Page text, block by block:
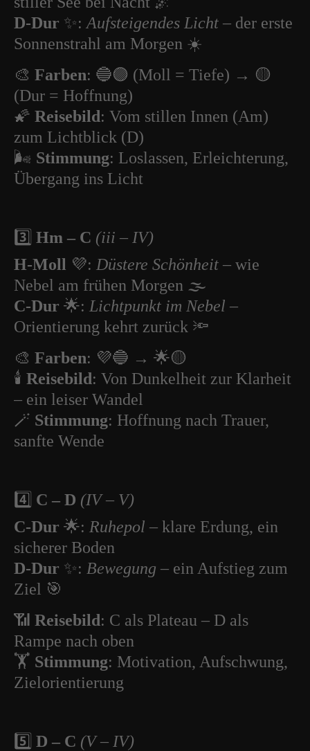
D-Dur ✨: Aufsteigendes Licht – der erste
Sonnenstrahl am Morgen ☀️
🎨 Farben: 🔵🟣 (Moll = Tiefe) → 🟡
(Dur = Hoffnung)
🌠 Reisebild: Vom stillen Innen (Am)
zum Lichtblick (D)
🌬️ Stimmung: Loslassen, Erleichterung,
Übergang ins Licht
3️⃣ Hm – C (iii – IV)
H-Moll 💜: Düstere Schönheit – wie
Nebel am frühen Morgen 🌫️
C-Dur 🌟: Lichtpunkt im Nebel –
Orientierung kehrt zurück 🔦
🎨 Farben: 💜🔵 → 🌟🟡
🕯️ Reisebild: Von Dunkelheit zur Klarheit
– ein leiser Wandel
🪄 Stimmung: Hoffnung nach Trauer,
sanfte Wende
4️⃣ C – D (IV – V)
C-Dur 🌟: Ruhepol – klare Erdung, ein
sicherer Boden
D-Dur ✨: Bewegung – ein Aufstieg zum
Ziel 🎯
📶 Reisebild: C als Plateau – D als
Rampe nach oben
🏋️ Stimmung: Motivation, Aufschwung,
Zielorientierung
5️⃣ D – C (V – IV)